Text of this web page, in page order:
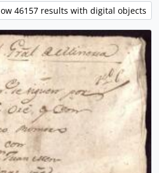
46157 results with digital objects